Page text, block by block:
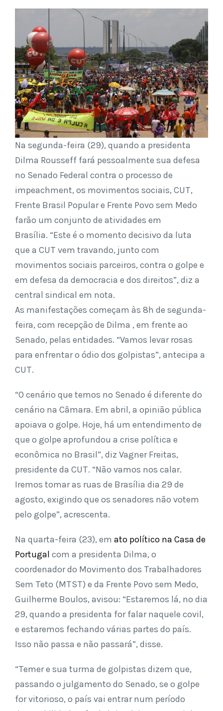
Na segunda-feira (29), quando a presidenta
Dilma Rousseff fará pessoalmente sua defesa
no Senado Federal contra o processo de
impeachment, os movimentos sociais, CUT,
Frente Brasil Popular e Frente Povo sem Medo
farão um conjunto de atividades em
Brasília. “Este é o momento decisivo da luta
que a CUT vem travando, junto com
movimentos sociais parceiros, contra o golpe e
em defesa da democracia e dos direitos”, diz a
central sindical em nota.
As manifestações começam às 8h de segunda-
feira, com recepção de Dilma , em frente ao
Senado, pelas entidades. “Vamos levar rosas
para enfrentar o ódio dos golpistas”, antecipa a
CUT.
“O cenário que temos no Senado é diferente do
cenário na Câmara. Em abril, a opinião pública
apoiava o golpe. Hoje, há um entendimento de
que o golpe aprofundou a crise política e
econômica no Brasil”, diz Vagner Freitas,
presidente da CUT. “Não vamos nos calar.
Iremos tomar as ruas de Brasília dia 29 de
agosto, exigindo que os senadores não votem
pelo golpe”, acrescenta.
Na quarta-feira (23), em ato político na Casa de
Portugal com a presidenta Dilma, o
coordenador do Movimento dos Trabalhadores
Sem Teto (MTST) e da Frente Povo sem Medo,
Guilherme Boulos, avisou: “Estaremos lá, no dia
29, quando a presidenta for falar naquele covil,
e estaremos fechando várias partes do país.
Isso não passa e não passará”, disse.
“Temer e sua turma de golpistas dizem que,
passando o julgamento do Senado, se o golpe
for vitorioso, o país vai entrar num período